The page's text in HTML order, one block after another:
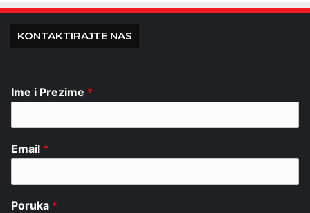
KONTAKTIRAJTE NAS
Ime i Prezime *
Email *
Poruka *